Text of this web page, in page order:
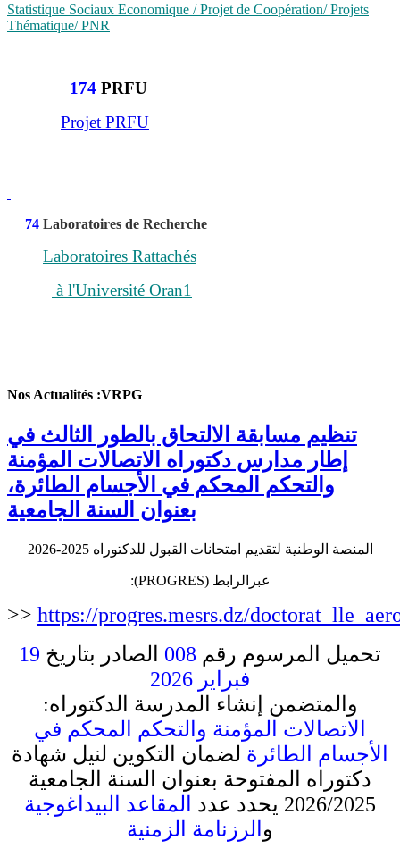
Statistique Sociaux Economique / Projet de Coopération/ Projets
Thématique/ PNR
174 PRFU
Projet PRFU
74 Laboratoires de Recherche
Laboratoires Rattachés
à l'Université Oran1
Nos Actualités :VRPG
تنظيم مسابقة الالتحاق بالطور الثالث في
إطار مدارس دكتوراه الاتصالات المؤمنة
والتحكم المحكم في الأجسام الطائرة،
بعنوان السنة الجامعية
المنصة الوطنية لتقديم امتحانات القبول للدكتوراه 2025-2026
:(PROGRES) عبرالرابط
>> https://progres.mesrs.dz/
تحميل المرسوم رقم 008 الصادر بتاريخ 19
فبراير 2026
والمتضمن إنشاء المدرسة الدكتوراه:
الاتصالات المؤمنة والتحكم المحكم في
الأجسام الطائرة لضمان التكوين لنيل شهادة
دكتوراه المفتوحة بعنوان السنة الجامعية
2026/2025 يحدد عدد
المقاعد البيداغوجية
و الرزنامة الزمنية